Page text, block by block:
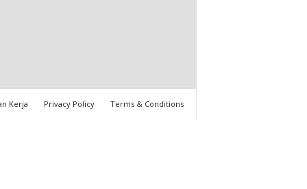
Kerja Privacy Policy Terms & Conditions